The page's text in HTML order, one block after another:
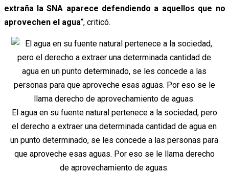
extraña la SNA aparece defendiendo a aquellos que no
aprovechen el agua“, criticó.
El agua en su fuente natural pertenece a la sociedad, pero
el derecho a extraer una determinada cantidad de agua en
un punto determinado, se les concede a las personas para
que aproveche esas aguas. Por eso se le llama derecho
de aprovechamiento de aguas.